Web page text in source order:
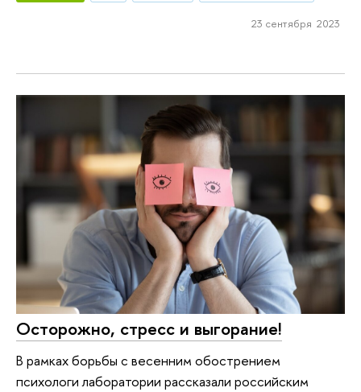
23 сентября 2023
Осторожно, стресс и выгорание!
В рамках борьбы с весенним обострением
психологи лаборатории рассказали российским